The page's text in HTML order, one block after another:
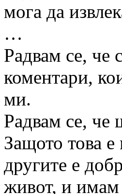
мога да
…
Радвам се, че
коментари,
ми.
Радвам се, че
Защото това
другите е
живот, и имам